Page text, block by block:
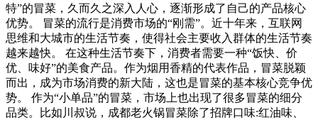
特”的冒菜，久而久之深入人心，逐渐形成了自己的产品核心
优势。 冒菜的流行是消费市场的“刚需”。近十年来，互联网
思维和大城市的生活节奏，使得社会主要收入群体的生活节奏
越来越快。 在这种生活节奏下，消费者需要一种“饭快、价
优、味好”的美食产品。作为烟用香精的代表作品，冒菜脱颖
而出，成为市场消费的新大陆，这也是冒菜的基本核心竞争优
势。 作为“小单品”的冒菜，市场上也出现了很多冒菜的细分
品类。比如川叔说，成都老火锅冒菜除了招牌口味:红油味、